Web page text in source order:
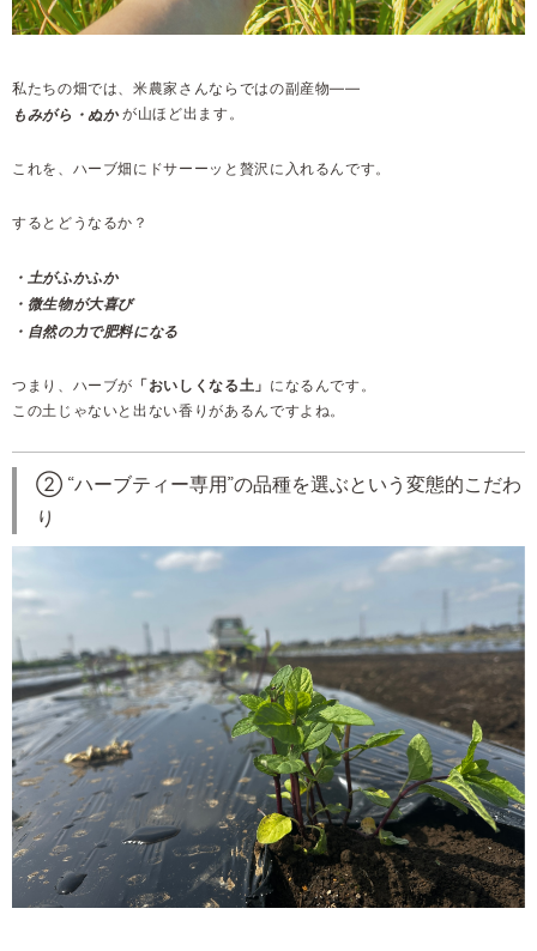
私たちの畑では、米農家さんならではの副産物――
もみがら・ぬかが山ほど出ます。
これを、ハーブ畑にドサーーッと贅沢に入れるんです。
するとどうなるか？
・土がふかふか
・微生物が大喜び
・自然の力で肥料になる
つまり、ハーブが 「おいしくなる土」 になるんです。
この土じゃないと出ない香りがあるんですよね。
② “ハーブティー専用”の品種を選ぶという変態的こだわ
り